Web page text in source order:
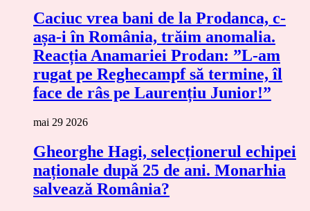
Caciuc vrea bani de la Prodanca, c-
așa-i în România, trăim anomalia.
Reacția Anamariei Prodan: ”L-am
rugat pe Reghecampf să termine, îl
face de râs pe Laurențiu Junior!”
mai 29 2026
Gheorghe Hagi, selecționerul echipei
naționale după 25 de ani. Monarhia
salvează România?